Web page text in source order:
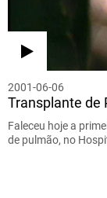
2001-06-06
Transplante de
Faleceu hoje a
de pulmão, no